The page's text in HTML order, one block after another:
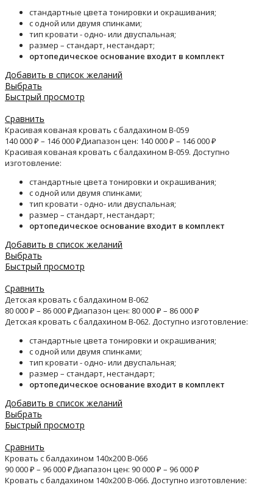
стандартные цвета тонировки и окрашивания;
с одной или двумя спинками;
тип кровати - одно- или двуспальная;
размер – стандарт, нестандарт;
ортопедическое основание входит в комплект
Добавить в список желаний
Выбрать
Быстрый просмотр
Сравнить
Красивая кованая кровать с балдахином B-059
140 000₽ – 146 000₽Диапазон цен: 140 000 ₽ – 146 000 ₽
Красивая кованая кровать с балдахином B-059. Доступно
изготовление:
стандартные цвета тонировки и окрашивания;
с одной или двумя спинками;
тип кровати - одно- или двуспальная;
размер – стандарт, нестандарт;
ортопедическое основание входит в комплект
Добавить в список желаний
Выбрать
Быстрый просмотр
Сравнить
Детская кровать с балдахином B-062
80 000₽ – 86 000₽Диапазон цен: 80 000 ₽ – 86 000 ₽
Детская кровать с балдахином B-062. Доступно изготовление:
стандартные цвета тонировки и окрашивания;
с одной или двумя спинками;
тип кровати - одно- или двуспальная;
размер – стандарт, нестандарт;
ортопедическое основание входит в комплект
Добавить в список желаний
Выбрать
Быстрый просмотр
Сравнить
Кровать с балдахином 140х200 B-066
90 000₽ – 96 000₽Диапазон цен: 90 000 ₽ – 96 000 ₽
Кровать с балдахином 140х200 B-066. Доступно изготовление: